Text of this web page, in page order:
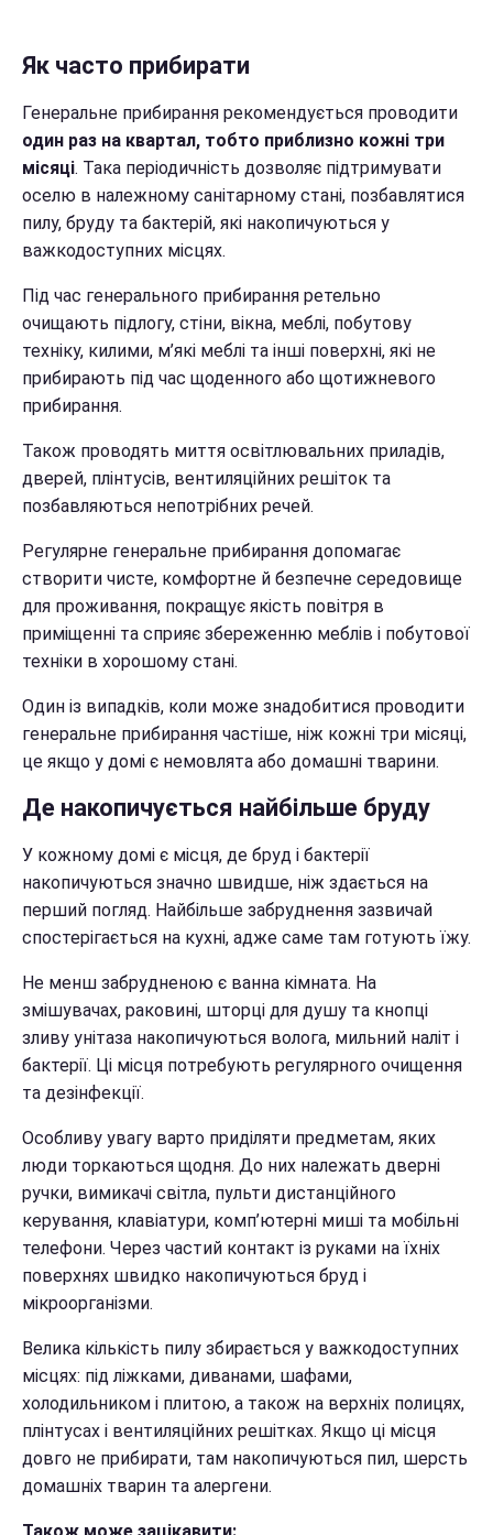
Як часто прибирати
Генеральне прибирання рекомендується проводити
один раз на квартал, тобто приблизно кожні три
місяці. Така періодичність дозволяє підтримувати
оселю в належному санітарному стані, позбавлятися
пилу, бруду та бактерій, які накопичуються у
важкодоступних місцях.
Під час генерального прибирання ретельно
очищають підлогу, стіни, вікна, меблі, побутову
техніку, килими, м’які меблі та інші поверхні, які не
прибирають під час щоденного або щотижневого
прибирання.
Також проводять миття освітлювальних приладів,
дверей, плінтусів, вентиляційних решіток та
позбавляються непотрібних речей.
Регулярне генеральне прибирання допомагає
створити чисте, комфортне й безпечне середовище
для проживання, покращує якість повітря в
приміщенні та сприяє збереженню меблів і побутової
техніки в хорошому стані.
Один із випадків, коли може знадобитися проводити
генеральне прибирання частіше, ніж кожні три місяці,
це якщо у домі є немовлята або домашні тварини.
Де накопичується найбільше бруду
У кожному домі є місця, де бруд і бактерії
накопичуються значно швидше, ніж здається на
перший погляд. Найбільше забруднення зазвичай
спостерігається на кухні, адже саме там готують їжу.
Не менш забрудненою є ванна кімната. На
змішувачах, раковині, шторці для душу та кнопці
зливу унітаза накопичуються волога, мильний наліт і
бактерії. Ці місця потребують регулярного очищення
та дезінфекції.
Особливу увагу варто приділяти предметам, яких
люди торкаються щодня. До них належать дверні
ручки, вимикачі світла, пульти дистанційного
керування, клавіатури, комп’ютерні миші та мобільні
телефони. Через частий контакт із руками на їхніх
поверхнях швидко накопичуються бруд і
мікроорганізми.
Велика кількість пилу збирається у важкодоступних
місцях: під ліжками, диванами, шафами,
холодильником і плитою, а також на верхніх полицях,
плінтусах і вентиляційних решітках. Якщо ці місця
довго не прибирати, там накопичуються пил, шерсть
домашніх тварин та алергени.